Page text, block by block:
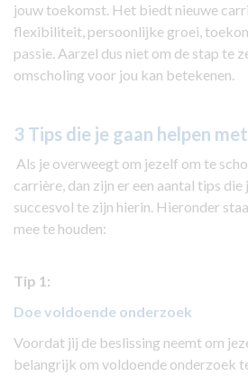
jouw toekomst. Het biedt nieuwe
flexibiliteit, persoonlijke groei,
passie. Aarzel dus niet om de stap te
omscholing voor jou kan betekenen.
3 Tips die je gaan helpen
Als je overweegt om jezelf om te
carrière, dan zijn er een aantal tips die
succesvol te zijn hierin. Hieronder
mee te houden:
Tip 1:
Doe voldoende onderzoek
Voordat jij de beslissing neemt om
belangrijk om voldoende onderzoek